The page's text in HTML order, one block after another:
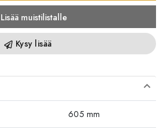
muistilistalle
Kysy lisää
605 mm